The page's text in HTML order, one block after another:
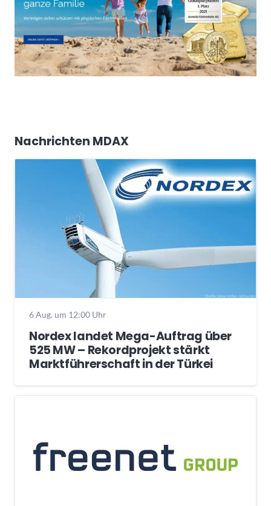
Nachrichten MDAX
6 Aug. um 12:00 Uhr
Nordex landet Mega-Auftrag über
525 MW – Rekordprojekt stärkt
Marktführerschaft in der Türkei